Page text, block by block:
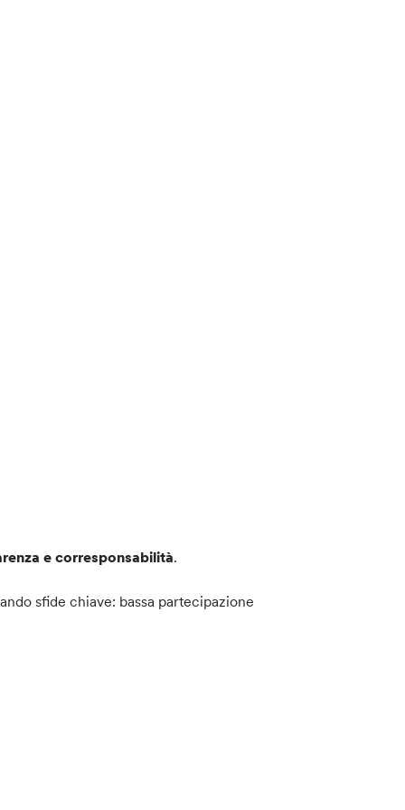
e corresponsabilità.
sfide chiave: bassa partecipazione